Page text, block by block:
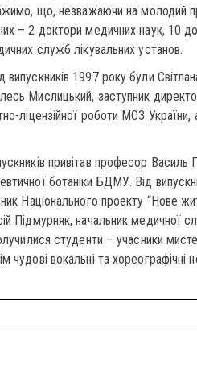
що, незважаючи на молодий
– 2 доктори медичних наук, 10
служб лікувальних установ.
випускників 1997 року були
Мислицький, заступник
лiцензiйної роботи МОЗ України,
привітав професор Василь
ботаніки БДМУ. Від
Національного проекту “Нове
Підмурняк, начальник медичної
студенти – учасники
чудові вокальні та хореографічні